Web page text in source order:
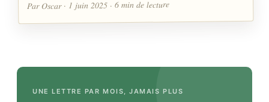
Par Oscar · 1 juin 2025 · 6 min de lecture
UNE LETTRE PAR MOIS, JAMAIS PLUS